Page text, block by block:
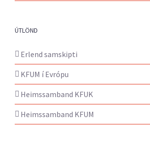
ÚTLÖND
Erlend samskipti
KFUM í Evrópu
Heimssamband KFUK
Heimssamband KFUM